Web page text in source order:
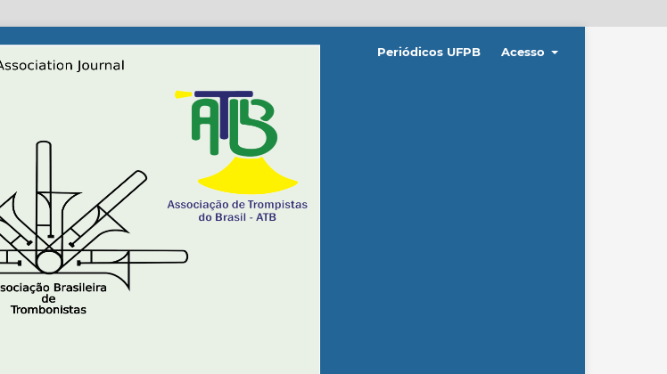
Periódicos UFPB Acesso